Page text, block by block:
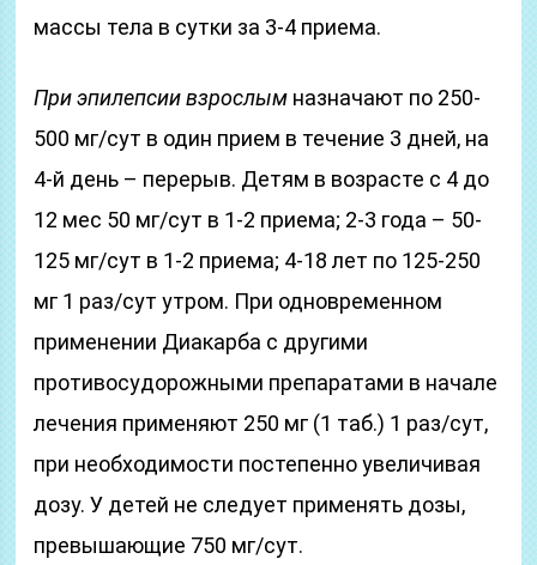
массы тела в сутки за 3-4 приема.
При эпилепсии взрослым назначают по 250-
500 мг/сут в один прием в течение 3 дней, на
4-й день – перерыв. Детям в возрасте с 4 до
12 мес 50 мг/сут в 1-2 приема; 2-3 года – 50-
125 мг/сут в 1-2 приема; 4-18 лет по 125-250
мг 1 раз/сут утром. При одновременном
применении Диакарба с другими
противосудорожными препаратами в начале
лечения применяют 250 мг (1 таб.) 1 раз/сут,
при необходимости постепенно увеличивая
дозу. У детей не следует применять дозы,
превышающие 750 мг/сут.